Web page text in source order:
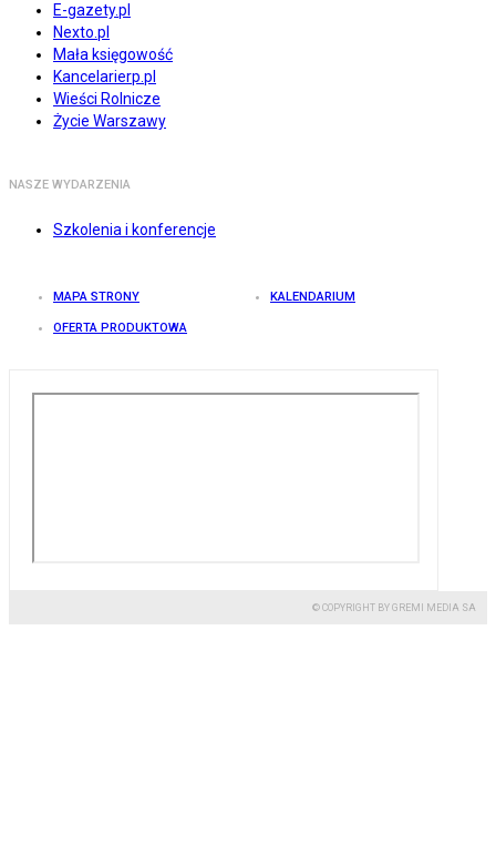
E-gazety.pl
Nexto.pl
Mała księgowość
Kancelarierp.pl
Wieści Rolnicze
Życie Warszawy
NASZE WYDARZENIA
Szkolenia i konferencje
MAPA STRONY KALENDARIUM
OFERTA PRODUKTOWA
© COPYRIGHT BY GREMI MEDIA SA